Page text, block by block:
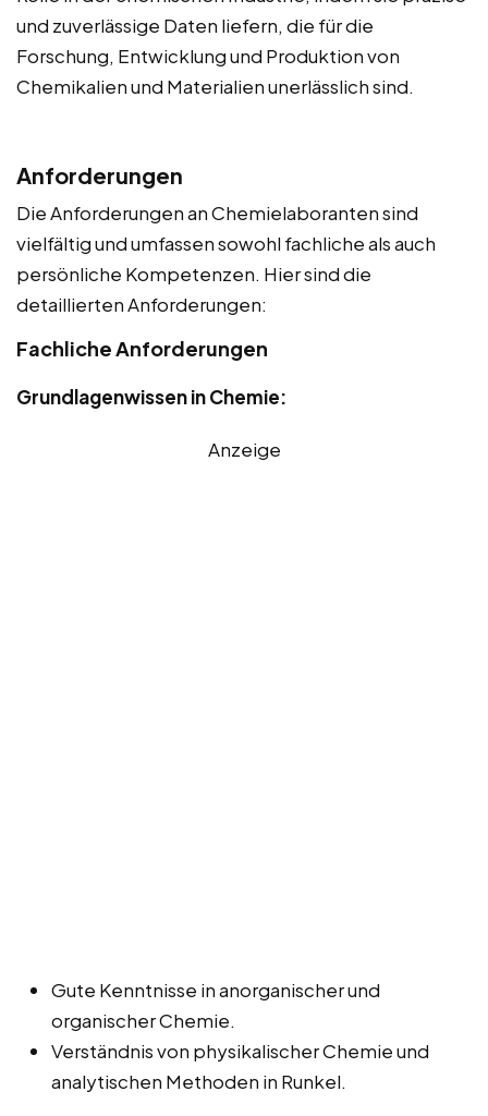
und zuverlässige Daten liefern, die für die
Forschung, Entwicklung und Produktion von
Chemikalien und Materialien unerlässlich sind.
Anforderungen
Die Anforderungen an Chemielaboranten sind
vielfältig und umfassen sowohl fachliche als auch
persönliche Kompetenzen. Hier sind die
detaillierten Anforderungen:
Fachliche Anforderungen
Grundlagenwissen in Chemie:
Anzeige
Gute Kenntnisse in anorganischer und
organischer Chemie.
Verständnis von physikalischer Chemie und
analytischen Methoden in Runkel.